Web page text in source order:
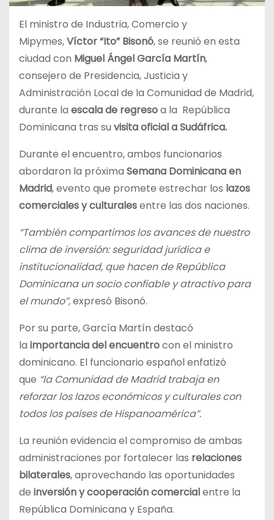
El ministro de Industria, Comercio y
Mipymes,Víctor “Ito” Bisonó, se reunió en esta
ciudad con Miguel Ángel García Martín,
consejero de Presidencia, Justicia y
Administración Local de la Comunidad de Madrid,
durante la escala de regresoa la República
Dominicana tras su visita oficial a Sudáfrica.
Durante el encuentro, ambos funcionarios
abordaron la próxima Semana Dominicana en
Madrid, evento que promete estrechar los lazos
comerciales y culturalesentre las dos naciones.
“También compartimos los avances de nuestro
clima de inversión: seguridad jurídica e
institucionalidad, que hacen de República
Dominicana un socio confiable y atractivo para
el mundo”,expresó Bisonó.
Por su parte, García Martín destacó
la importancia del encuentrocon el ministro
dominicano. El funcionario español enfatizó
que “la Comunidad de Madrid trabaja en
reforzar los lazos económicos y culturales con
todos los países de Hispanoamérica”.
La reunión evidencia el compromiso de ambas
administraciones por fortalecer las relaciones
bilaterales, aprovechando las oportunidades
de inversión y cooperación comercialentre la
República Dominicana y España.